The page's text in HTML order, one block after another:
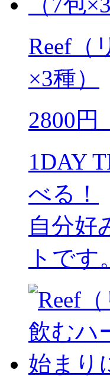
Reef（
×3種）
2800円
1DAY
べる！
自分好
トです。